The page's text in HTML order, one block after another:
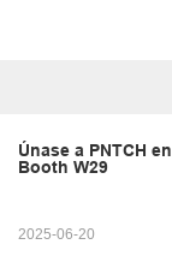
Únase a PNTCH
Booth W29
2025-06-20